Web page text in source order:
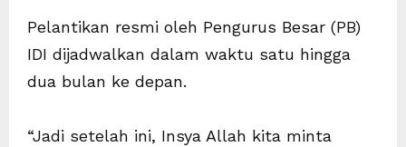
Pelantikan resmi oleh Pengurus Besar (PB)
IDI dijadwalkan dalam waktu satu hingga
dua bulan ke depan.
“Jadi setelah ini, Insya Allah kita minta